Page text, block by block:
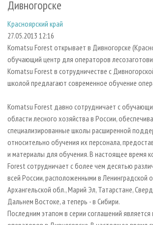
СУШКА ДРЕВЕСИНЫ
ПРОИЗВОДСТВО ДРЕВЕСНЫХ ПЛИТ
ДЕРЕВЯННОЕ ДОМОСТРОЕНИЕ
ПРОИЗВОДСТВО МЕБЕЛИ
ЦБП
ИНСТРУМЕНТ И МАТЕРИАЛЫ
ПЕРСОНЫ
МОБИЛЬНЫЕ ВЫСТАВКИ
ОФИЦИАЛЬНЫЕ ДЕЛЕГАЦИИ
ПРИОРИТЕТНЫЕ ИНВЕСТПРОЕКТЫ
ГАЗЕТА ЛЕСПРОМФОРУМ
БИБЛИОТЕКА СПЕЦИАЛИСТА
О ЖУРНАЛЕ
ПОДПИСКА
КОНТАКТЫ
РЕКЛАМОДАТЕЛЯМ
РЕКЛАМА
РЕКЛАМА НА САЙТЕ
Дивногорске
Красноярский край
27.05.2013 12:16
Komatsu Forest открывает в Дивногорске
обучающий центр для операторов
Komatsu Forest в сотрудничестве с
школой предлагают современное обучение
Komatsu Forest давно сотрудничает с
области лесного хозяйства в России,
специализированные школы расширенной
относительно обучения их персонала,
и материалы для обучения. В настоящее время
Forest сотрудничает с более чем десятью
всей России, расположенными в Ленинградской
Архангельской обл., Марий Эл, Татарстане,
Дальнем Востоке, а теперь - в Сибири.
Последним этапом в серии соглашений